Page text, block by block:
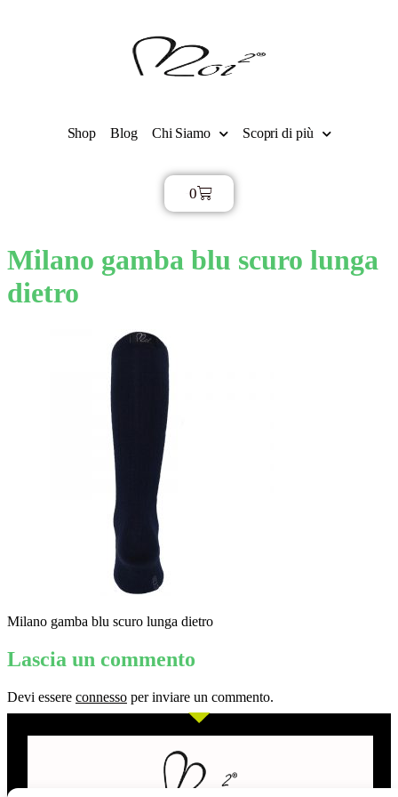
Shop Blog Chi Siamo Scopri di più
0
Milano gamba blu scuro lunga
dietro
Milano gamba blu scuro lunga dietro
Lascia un commento
Devi essere connesso per inviare un commento.